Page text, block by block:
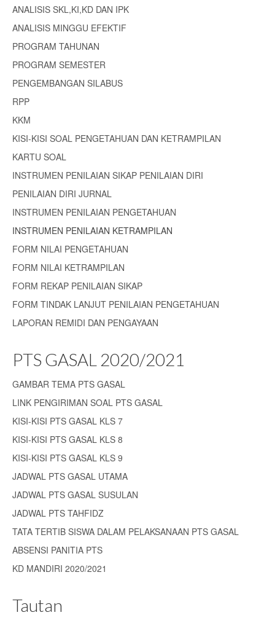
ANALISIS SKL,KI,KD DAN IPK
ANALISIS MINGGU EFEKTIF
PROGRAM TAHUNAN
PROGRAM SEMESTER
PENGEMBANGAN SILABUS
RPP
KKM
KISI-KISI SOAL PENGETAHUAN DAN KETRAMPILAN
KARTU SOAL
INSTRUMEN PENILAIAN SIKAP PENILAIAN DIRI
PENILAIAN DIRI JURNAL
INSTRUMEN PENILAIAN PENGETAHUAN
INSTRUMEN PENILAIAN KETRAMPILAN
FORM NILAI PENGETAHUAN
FORM NILAI KETRAMPILAN
FORM REKAP PENILAIAN SIKAP
FORM TINDAK LANJUT PENILAIAN PENGETAHUAN
LAPORAN REMIDI DAN PENGAYAAN
PTS GASAL 2020/2021
GAMBAR TEMA PTS GASAL
LINK PENGIRIMAN SOAL PTS GASAL
KISI-KISI PTS GASAL KLS 7
KISI-KISI PTS GASAL KLS 8
KISI-KISI PTS GASAL KLS 9
JADWAL PTS GASAL UTAMA
JADWAL PTS GASAL SUSULAN
JADWAL PTS TAHFIDZ
TATA TERTIB SISWA DALAM PELAKSANAAN PTS GASAL
ABSENSI PANITIA PTS
KD MANDIRI 2020/2021
Tautan